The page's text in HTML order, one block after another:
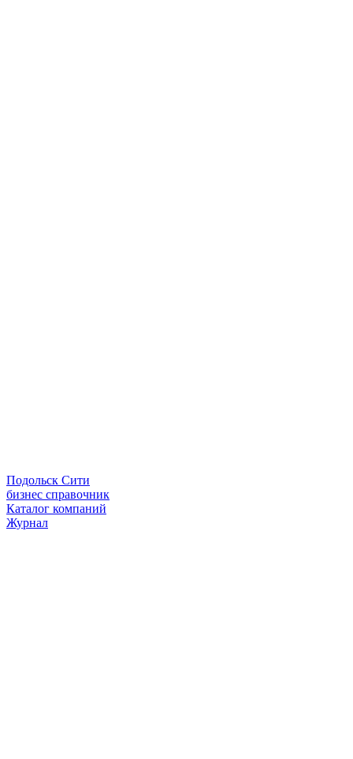
Подольск Сити
бизнес справочник
Каталог компаний
Журнал